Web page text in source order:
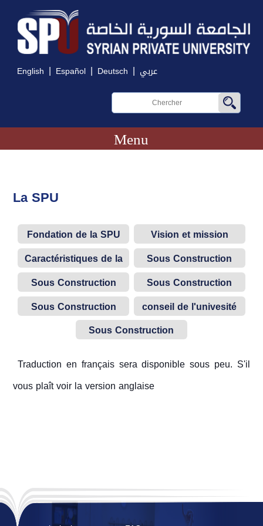
English | Español | Deutsch | عربي
Menu
La SPU
Fondation de la SPU
Vision et mission
Caractéristiques de la
SPU
Sous Construction
Sous Construction
Sous Construction
Sous Construction
conseil de l'univesité
Sous Construction
Traduction en français sera disponible sous peu. S'il
vous plaît voir la version anglaise